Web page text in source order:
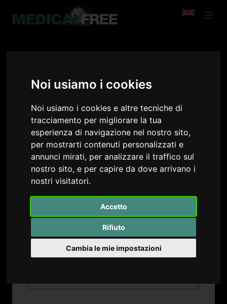
Noi usiamo i cookies
Noi usiamo i cookies e altre tecniche di
tracciamento per migliorare la tua
esperienza di navigazione nel nostro sito,
per mostrarti contenuti personalizzati e
annunci mirati, per analizzare il traffico sul
nostro sito, e per capire da dove arrivano i
nostri visitatori.
Accetto
Rifiuto
Cambia le mie impostazioni
Go Back
Dott. Timpano Massimiliano